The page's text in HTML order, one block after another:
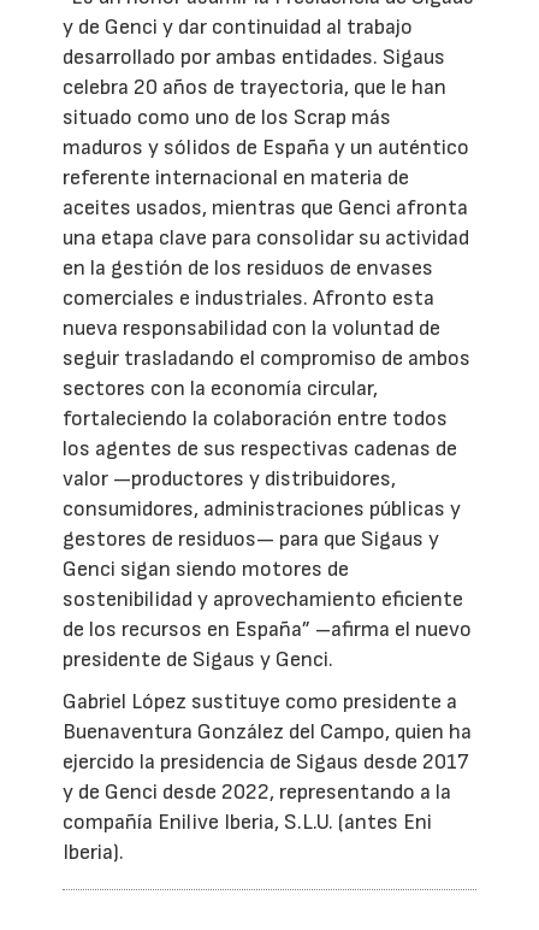
y de Genci y dar continuidad al trabajo
desarrollado por ambas entidades. Sigaus
celebra 20 años de trayectoria, que le han
situado como uno de los Scrap más
maduros y sólidos de España y un auténtico
referente internacional en materia de
aceites usados, mientras que Genci afronta
una etapa clave para consolidar su actividad
en la gestión de los residuos de envases
comerciales e industriales. Afronto esta
nueva responsabilidad con la voluntad de
seguir trasladando el compromiso de ambos
sectores con la economía circular,
fortaleciendo la colaboración entre todos
los agentes de sus respectivas cadenas de
valor —productores y distribuidores,
consumidores, administraciones públicas y
gestores de residuos— para que Sigaus y
Genci sigan siendo motores de
sostenibilidad y aprovechamiento eficiente
de los recursos en España” –afirma el nuevo
presidente de Sigaus y Genci.
Gabriel López sustituye como presidente a
Buenaventura González del Campo, quien ha
ejercido la presidencia de Sigaus desde 2017
y de Genci desde 2022, representando a la
compañía Enilive Iberia, S.L.U. (antes Eni
Iberia).